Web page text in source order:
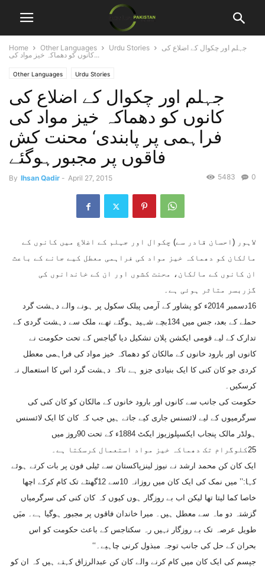
Home Other Languages Urdu Stories
جہلم اور چکوال کے اضلاع کی
کانوں کو دھماکہ خیز مواد کی...
Other Languages Urdu Stories
جہلم اور چکوال کے اضلاع کی
کانوں کو دھماکہ خیز مواد کی
فراہمی پر پابندی‘ محنت کش
فاقوں پر مجبورہوگئے
By Ihsan Qadir - April 27, 2015 0
5483
لاہور (احسان قادر سے) چکوال اور جہلم کے اضلاع میں کانوں کے
مالکان کو دھماکہ خیز مواد کی فراہمی معطل کیے جانے کے باعث
ان کانوں کے مالکان، محنت کشوں اور ان کے خاندانوں کی
گزربسر متاثر ہوئی ہے۔
16دسمبر 2014ء کو پشاور کے آرمی پبلک سکول پر ہونے والے دہشت گرد
حملے کے بعد، جس میں 134بچے شہید ہوگئے تھے، ملک سے دہشت گردی کے
تدارک کے لیے قومی ایکشن پلان تشکیل دیا گیاجس کے تحت حکومت نے
کانوں اور بارود خانوں کے مالکان کو دھماکہ خیز مواد کی فراہمی معطل
کردی جو کان کنی کا ایک بنیادی جزو ہے تاکہ دہشت گرد اس کا استعمال نہ
کرسکیں۔
حکومت کی جانب سے کانوں اور بارود خانوں کے مالکان کو کان کنی کی
سرگرمیوں کے لیے لائسنس جاری کیے جاتے ہیں جب کہ کان کا ایک لائسنس
ہولڈر مالک پنجاب ایکسپلوزیوز ایکٹ 1884ء کے تحت 90روز میں
25کلوگرام تک دھماکہ خیز مواد استعمال کرسکتا ہے۔
ایک کان کن محمد ارشد نے نیوز لینزپاکستان سے ٹیلی فون پر بات کرتے ہوئے
کہا:’’ میں نمک کی ایک کان میں روزانہ 10سے 12گھنٹے تک کام کرکے اچھا
خاصا کما لیتا تھا لیکن اب بے روزگار ہوں کیوں کہ کان کنی کی سرگرمیاں
گزشتہ دو ماہ سے معطل ہیں۔ میرا خاندان فاقوں پر مجبور ہوگیا ہے۔ میَں
طویل عرصہ تک بے روزگار نہیں رہ سکتاجس کے باعث حکومت کو اس
بحران کے حل کی جانب توجہ مبذول کرنی چاہیے۔‘‘
جپسم کی ایک کان میں کام کرنے والے کان کن عبدالرزاق کہتے ہیں کہ ان کو